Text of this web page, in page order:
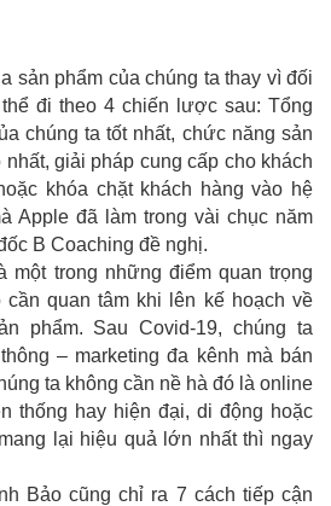
sản phẩm của chúng ta thay vì đối
đi theo 4 chiến lược sau: Tổng
chúng ta tốt nhất, chức năng sản
giải pháp cung cấp cho khách
khóa chặt khách hàng vào hệ
Apple đã làm trong vài chục năm
B Coaching đề nghị.
một trong những điểm quan trọng
cần quan tâm khi lên kế hoạch về
phẩm. Sau Covid-19, chúng ta
– marketing đa kênh mà bán
ta không cần nề hà đó là online
thống hay hiện đại, di động hoặc
lại hiệu quả lớn nhất thì ngay
Bảo cũng chỉ ra 7 cách tiếp cận